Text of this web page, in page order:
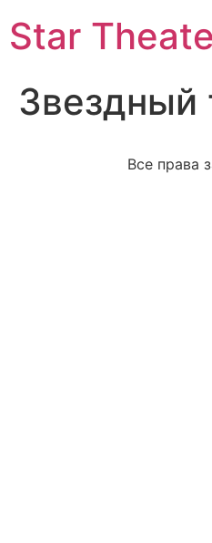
Star
Звездный
Все права